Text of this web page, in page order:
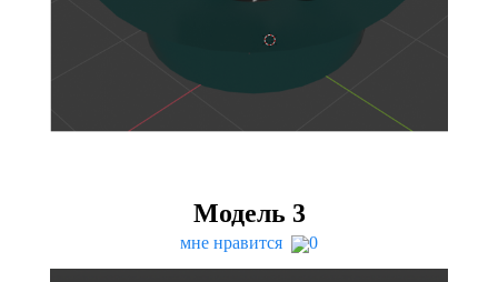
Модель 3
мне нравится 0